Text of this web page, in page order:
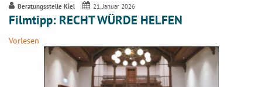
Beratungsstelle Kiel 21. Januar 2026
Filmtipp: RECHT WÜRDE HELFEN
Vorlesen